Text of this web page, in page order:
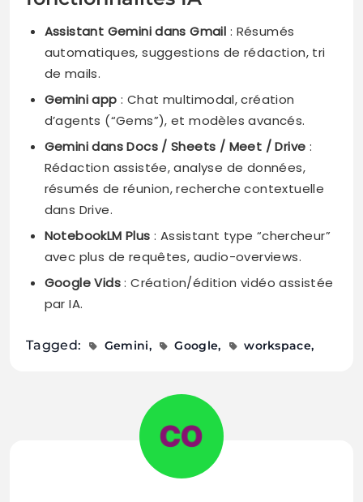
Assistant Gemini dans Gmail : Résumés
automatiques, suggestions de rédaction, tri
de mails.
Gemini app : Chat multimodal, création
d’agents (“Gems”), et modèles avancés.
Gemini dans Docs / Sheets / Meet / Drive :
Rédaction assistée, analyse de données,
résumés de réunion, recherche contextuelle
dans Drive.
NotebookLM Plus : Assistant type “chercheur”
avec plus de requêtes, audio-overviews.
Google Vids: Création/édition vidéo assistée
par IA.
Tagged: Gemini Google workspace